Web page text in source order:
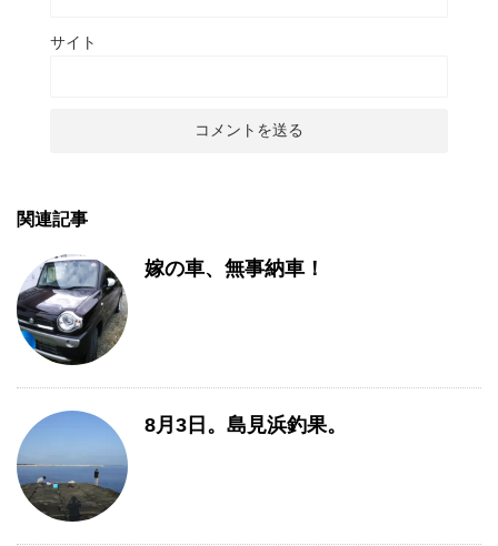
サイト
関連記事
嫁の車、無事納車！
8月3日。島見浜釣果。